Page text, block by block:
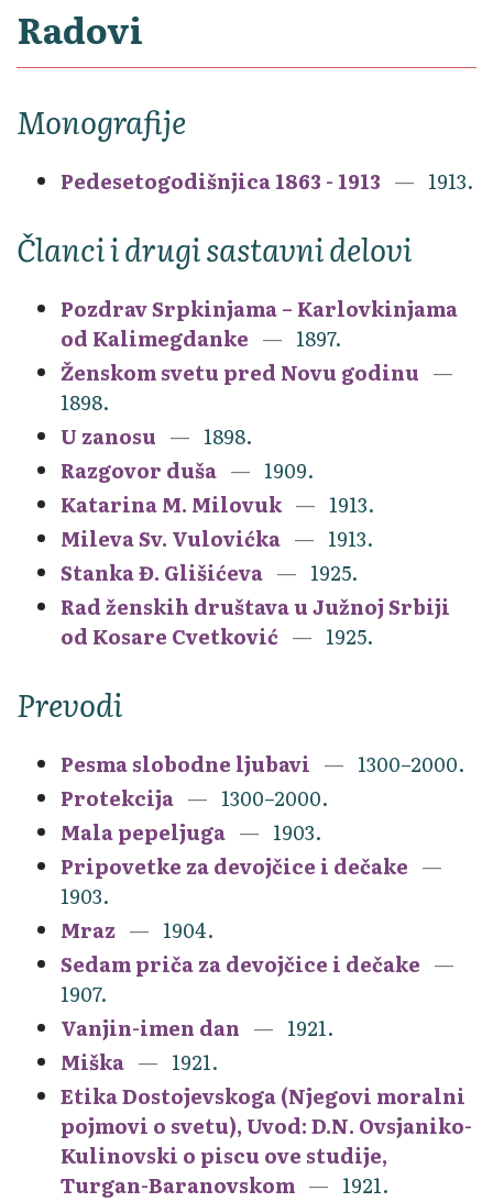
Radovi
Monografije
Pedesetogodišnjica 1863 - 1913 1913.
Članci i drugi sastavni delovi
Pozdrav Srpkinjama – Karlovkinjama
od Kalimegdanke
1897.
Ženskom svetu pred Novu godinu
1898.
U zanosu
1898.
Razgovor duša
1909.
Katarina M. Milovuk
1913.
Mileva Sv. Vulovićka
1913.
Stanka Đ. Glišićeva
1925.
Rad ženskih društava u Južnoj Srbiji
od Kosare Cvetković
1925.
Prevodi
Pesma slobodne ljubavi
1300–2000.
Protekcija
1300–2000.
Mala pepeljuga
1903.
Pripovetke za devojčice i dečake
1903.
Mraz
1904.
Sedam priča za devojčice i dečake
1907.
Vanjin-imen dan
1921.
Miška
1921.
Etika Dostojevskoga (Njegovi moralni
pojmovi o svetu), Uvod: D.N. Ovsjaniko-
Kulinovski o piscu ove studije,
Turgan-Baranovskom
1921.